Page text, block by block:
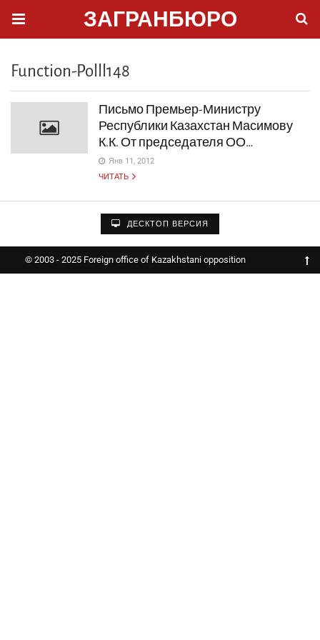
ЗАГРАНБЮРО
Function-Polll148
Письмо Премьер-Министру
Республики Казахстан Масимову
К.К. От председателя ОО…
Янв 11, 2012
ЧИТАТЬ
ДЕСКТОП ВЕРСИЯ
© 2003 - 2025 Foreign office of Kazakhstani opposition